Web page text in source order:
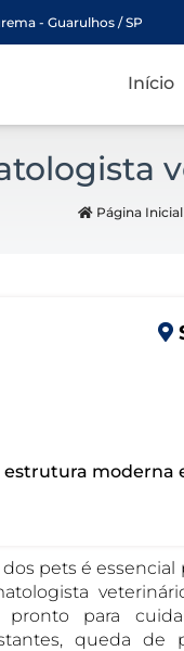
- Guarulhos / SP
Início
Página Inicial
estrutura
pets é
pronto para
queda de